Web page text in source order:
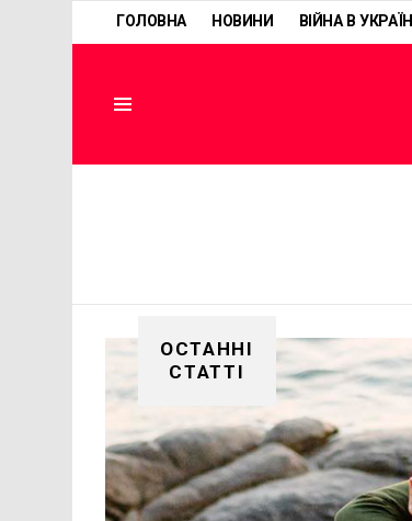
ГОЛОВНА НОВИНИ ВІЙНА В УКРАЇНІ
ОСТАННІ
СТАТТІ